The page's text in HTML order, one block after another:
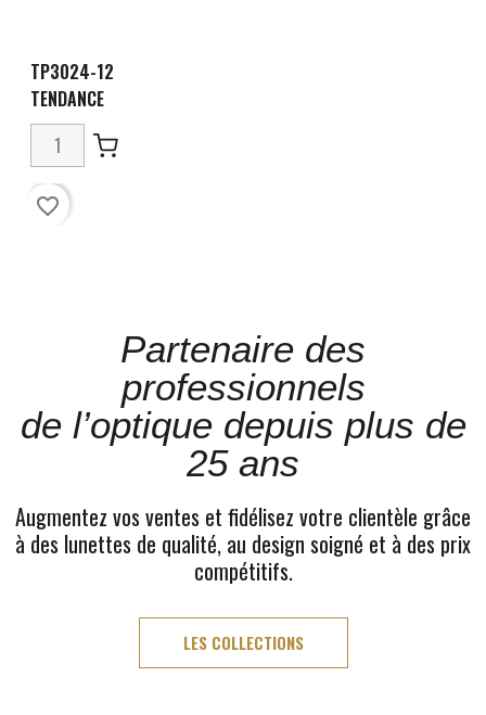
TP3024-12
TENDANCE
favorite_border
Partenaire des
professionnels
de l’optique depuis plus de
25 ans
Augmentez vos ventes et fidélisez votre clientèle grâce
à des lunettes de qualité, au design soigné et à des prix
compétitifs.
LES COLLECTIONS